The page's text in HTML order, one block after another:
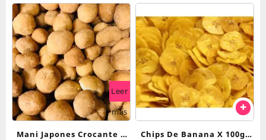
Leer
más
Mani Japones Crocante x
Chips De Banana X 100gr